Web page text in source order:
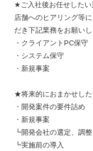
★ご入社後お任せした
店舗へのヒアリング等
だき下記業務をお願いし
・クライアントPC保守
・システム保守
・新規事案
★将来的におまかせし
・開発案件の要件詰め
・新規事案
┗開発会社の選定、調
┗実施前の導入